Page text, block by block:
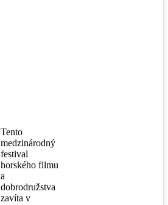
Tento
medzinárodný
festival
horského filmu
a
dobrodružstva
zavíta v